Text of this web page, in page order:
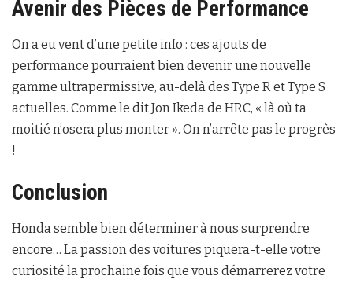
Avenir des Pièces de Performance
On a eu vent d’une petite info : ces ajouts de
performance pourraient bien devenir une nouvelle
gamme ultrapermissive, au-delà des Type R et Type S
actuelles. Comme le dit Jon Ikeda de HRC, « là où ta
moitié n’osera plus monter ». On n’arrête pas le progrès
!
Conclusion
Honda semble bien déterminer à nous surprendre
encore… La passion des voitures piquera-t-elle votre
curiosité la prochaine fois que vous démarrerez votre